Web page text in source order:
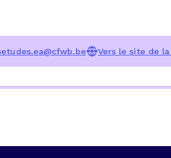
Vers le site de